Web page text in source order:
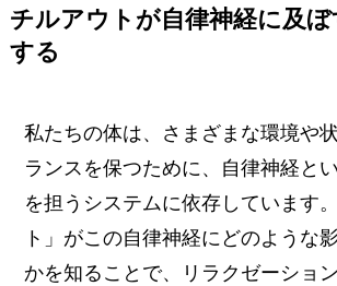
チルアウトが自律神経に及
する
私たちの体は、さまざまな環境や
ランスを保つために、自律神経と
を担うシステムに依存しています
ト」がこの自律神経にどのような
かを知ることで、リラクゼーショ